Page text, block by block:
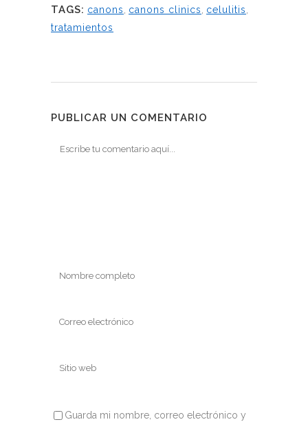
TAGS: canons canons clinics celulitis
tratamientos
PUBLICAR UN COMENTARIO
Guarda mi nombre, correo electrónico y